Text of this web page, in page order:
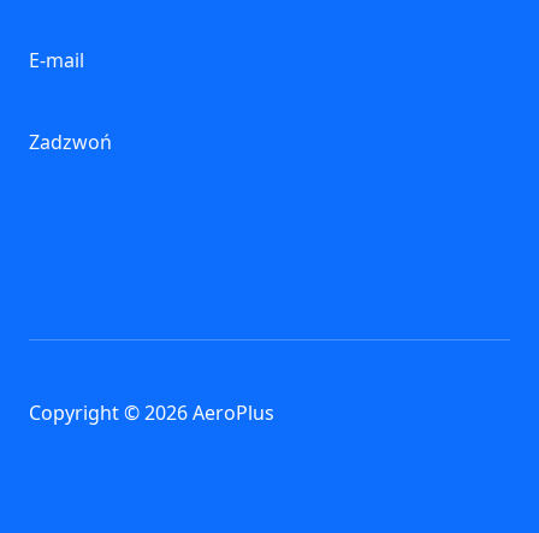
E-mail
Zadzwoń
Copyright © 2026 AeroPlus